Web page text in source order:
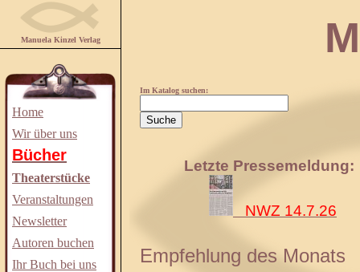
Manuela Kinzel Verlag
Home
Wir über uns
Bücher
Theaterstücke
Veranstaltungen
Newsletter
Autoren buchen
Ihr Buch bei uns
Im Katalog suchen:
Letzte Pressemeldung:
NWZ 14.7.26
Empfehlung des Monats